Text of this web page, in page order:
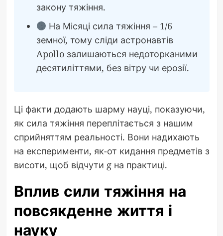
закону тяжіння.
На Місяці сила тяжіння – 1/6
земної, тому сліди астронавтів
Apollo залишаються недоторканими
десятиліттями, без вітру чи ерозії.
Ці факти додають шарму науці, показуючи,
як сила тяжіння переплітається з нашим
сприйняттям реальності. Вони надихають
на експерименти, як-от кидання предметів з
висоти, щоб відчути g на практиці.
Вплив сили тяжіння на
повсякденне життя і
науку